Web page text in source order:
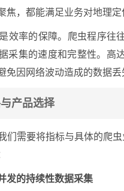
焦，都能满足业务对地理定
是效率的保障。爬虫程序往
采集的速度和完整性。高
免因网络波动造成的数据丢
产品选择
们需要将指标与具体的爬
发的持续性数据采集